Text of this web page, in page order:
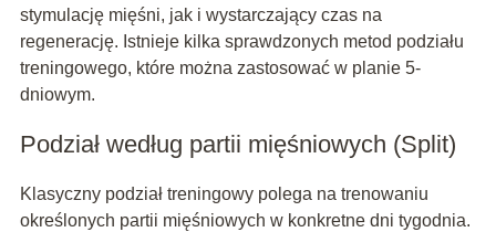
stymulację mięśni, jak i wystarczający czas na
regenerację. Istnieje kilka sprawdzonych metod podziału
treningowego, które można zastosować w planie 5-
dniowym.
Podział według partii mięśniowych (Split)
Klasyczny podział treningowy polega na trenowaniu
określonych partii mięśniowych w konkretne dni tygodnia.